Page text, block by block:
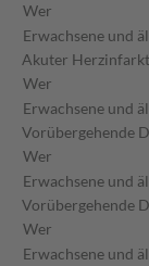
Wer
Erwachsene und
Akuter
Wer
Erwachsene und
Vorübergehende
Wer
Erwachsene und
Vorübergehende
Wer
Erwachsene und